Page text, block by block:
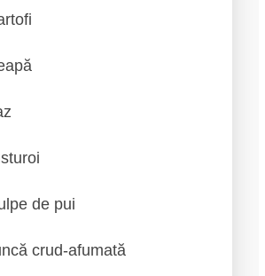
de pui
crud-afumată